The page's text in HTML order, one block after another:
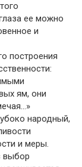
ее можно
и
построения
ям, они
народный,
и меры.
выбор